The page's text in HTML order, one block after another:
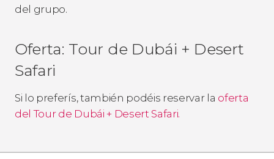
del grupo.
Oferta: Tour de Dubái + Desert
Safari
Si lo preferís, también podéis reservar la oferta
del Tour de Dubái + Desert Safari.